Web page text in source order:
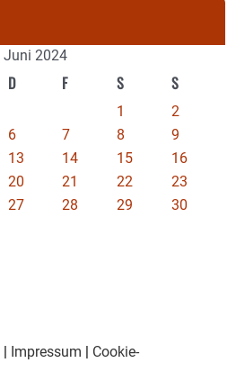
Juni 2024
D F S S
1
2
6 7 8
9
13 14 15
16
20 21 22
23
27 28 29
30
| Impressum | Cookie-